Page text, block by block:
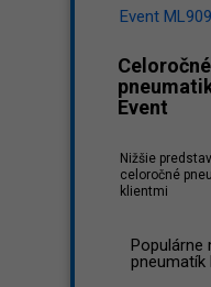
Event ML909
Celoročné
Event
Nižšie
celoročné
klientmi
Populárne
pneumatík